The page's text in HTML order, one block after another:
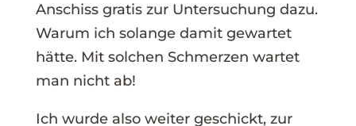
Anschiss gratis zur Untersuchung dazu.
Warum ich solange damit gewartet
hätte. Mit solchen Schmerzen wartet
man nicht ab!
Ich wurde also weiter geschickt, zur